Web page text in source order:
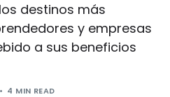
destinos más
y empresas
a sus beneficios
4 MIN READ